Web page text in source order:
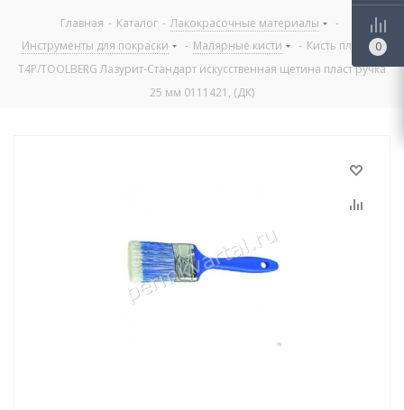
Главная - Каталог - Лакокрасочные материалы
-
Инструменты для покраски
- Малярные кисти - Кисть плоская
Т4Р/TOOLBERG Лазурит-Стандарт искусственная щетина пласт ручка
25 мм 0111421, (ДК)
0